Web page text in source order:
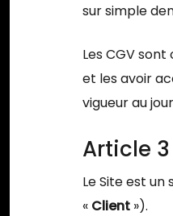
sur simple
Les CGV
et les avoir
vigueur au
Article 3
Le Site est
« Client »).